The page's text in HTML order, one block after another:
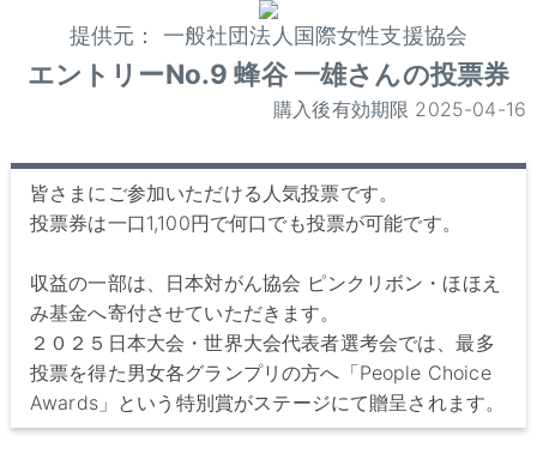
提供元： 一般社団法人国際女性支援協会
エントリーNo.9 蜂谷 一雄さんの投票券
購入後有効期限 2025-04-16
皆さまにご参加いただける人気投票です。
投票券は一口1,100円で何口でも投票が可能です。
収益の一部は、日本対がん協会 ピンクリボン・ほほえ
み基金へ寄付させていただきます。
２０２５日本大会・世界大会代表者選考会では、最多
投票を得た男女各グランプリの方へ「People Choice
Awards」という特別賞がステージにて贈呈されます。